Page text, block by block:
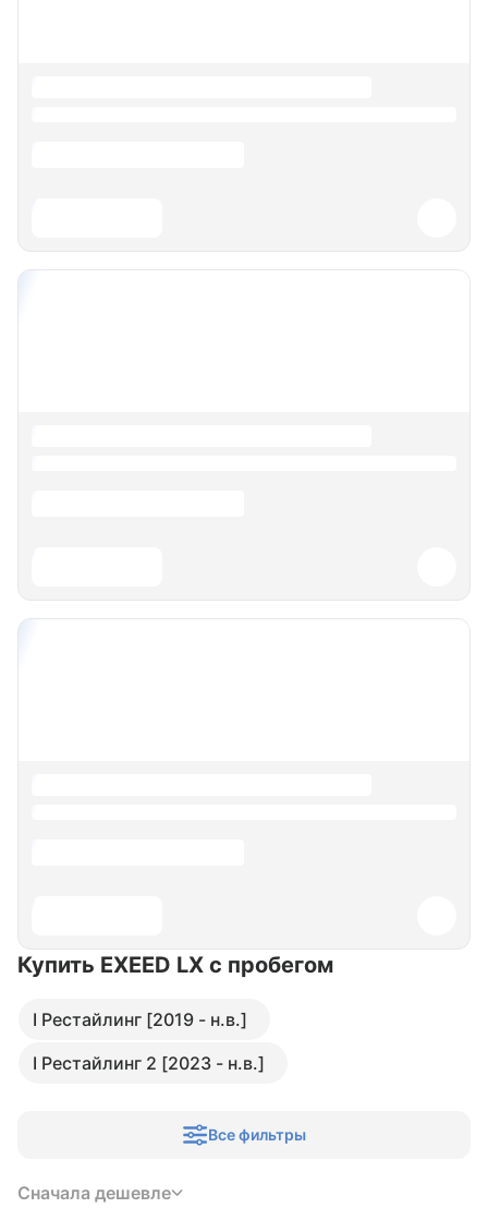
Купить EXEED LX с пробегом
I Рестайлинг [2019 - н.в.]
I Рестайлинг 2 [2023 - н.в.]
Все фильтры
Сначала дешевле